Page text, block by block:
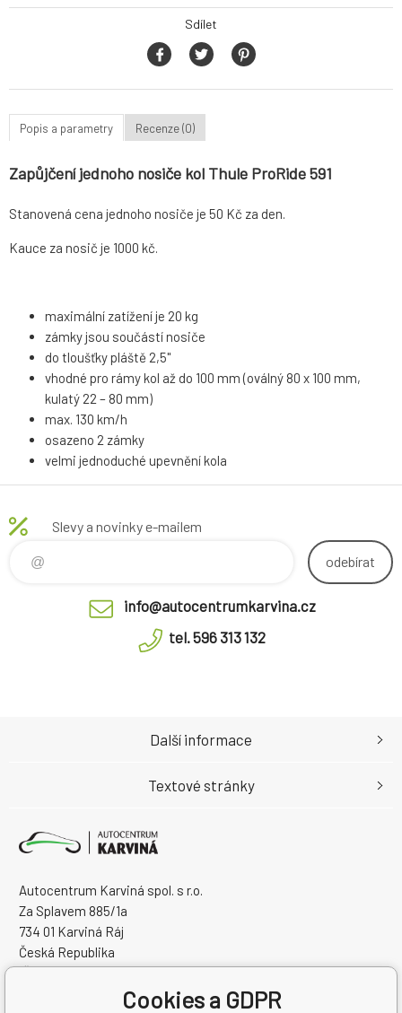
Sdílet
Popis a parametry Recenze (0)
Zapůjčení jednoho nosiče kol Thule ProRide 591
Stanovená cena jednoho nosiče je 50 Kč za den.
Kauce za nosič je 1000 kč.
maximální zatížení je 20 kg
zámky jsou součástí nosiče
do tloušťky pláště 2,5"
vhodné pro rámy kol až do 100 mm (oválný 80 x 100 mm,
kulatý 22 – 80 mm)
max. 130 km/h
osazeno 2 zámky
velmi jednoduché upevnění kola
Slevy a novinky e-mailem
odebírat
info@autocentrumkarvina.cz
tel. 596 313 132
Autocentrum Karviná spol. s r.o.
Za Splavem 885/1a
734 01 Karviná Ráj
Česká Republika
IČO: 28573358
Další informace
Textové stránky
Cookies a GDPR